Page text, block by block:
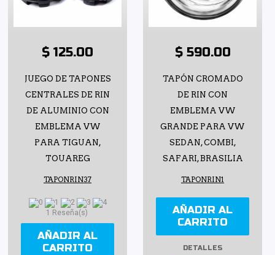
$ 125.00
JUEGO DE TAPONES
CENTRALES DE RIN
DE ALUMINIO CON
EMBLEMA VW
PARA TIGUAN,
TOUAREG
TAPONRIN37
1 Reseña(s)
AÑADIR AL
CARRITO
$ 590.00
TAPÓN CROMADO
DE RIN CON
EMBLEMA VW
GRANDE PARA VW
SEDAN, COMBI,
SAFARI, BRASILIA
TAPONRIN1
AÑADIR AL
CARRITO
DETALLES